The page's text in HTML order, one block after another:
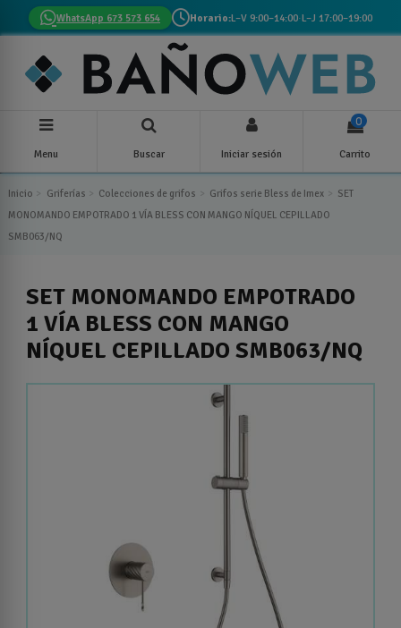
WhatsApp 673 573 654 Horario:L–V 9:00–14:00·L–J 17:00–19:00
Menu Buscar Iniciar sesión
0
Carrito
Inicio Griferías Colecciones de grifos Grifos serie Bless de Imex
SET
MONOMANDO EMPOTRADO 1 VÍA BLESS CON MANGO NÍQUEL CEPILLADO
SMB063/NQ
SET MONOMANDO EMPOTRADO
1 VÍA BLESS CON MANGO
NÍQUEL CEPILLADO SMB063/NQ